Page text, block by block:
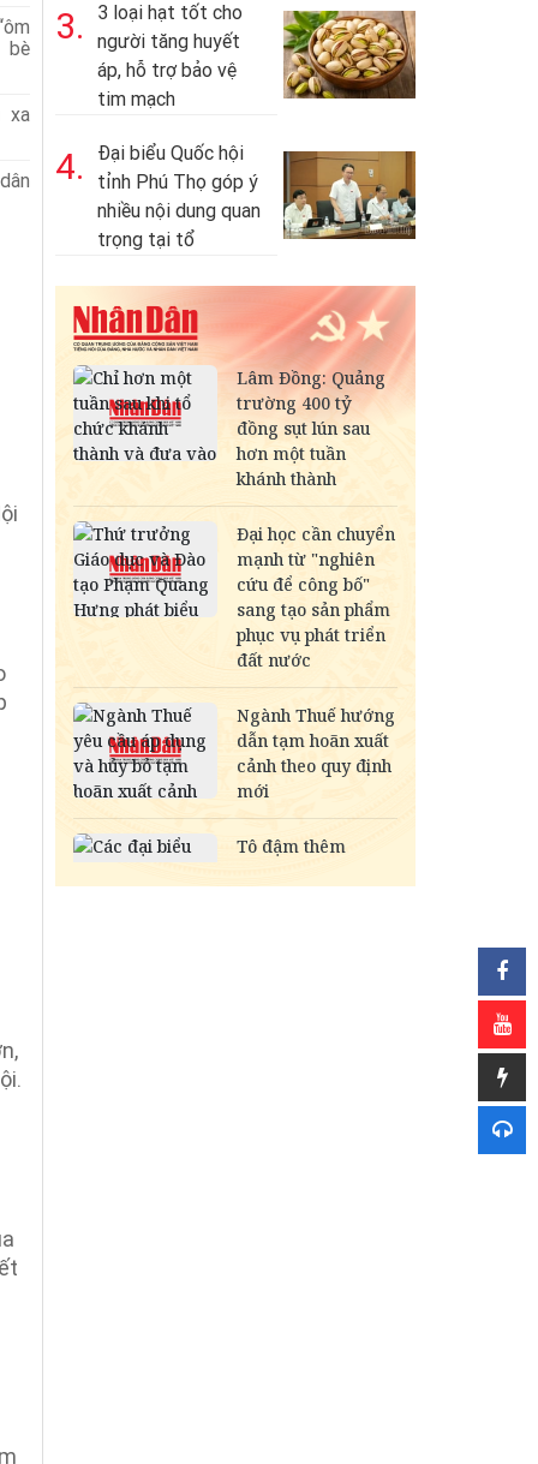
bè
xa
3.
3 loại hạt tốt cho
người tăng huyết
áp, hỗ trợ bảo vệ
tim mạch
4.
Đại biểu Quốc hội
tỉnh Phú Thọ góp ý
nhiều nội dung quan
trọng tại tổ